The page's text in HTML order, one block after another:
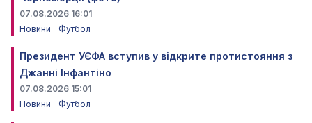
07.08.2026 16:01
Новини
Футбол
Президент УЄФА вступив у відкрите протистояння з
Джанні Інфантіно
07.08.2026 15:01
Новини
Футбол